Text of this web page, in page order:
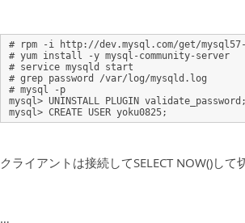
# rpm -i http://dev.mysql.com/get/
# yum install -y mysql-community-server
# service mysqld start
# grep password /var/log/mysqld.log
# mysql -p
mysql> UNINSTALL PLUGIN validate_password;
mysql> CREATE USER yoku0825;
クライアントは接続してSELECT NOW()して
…